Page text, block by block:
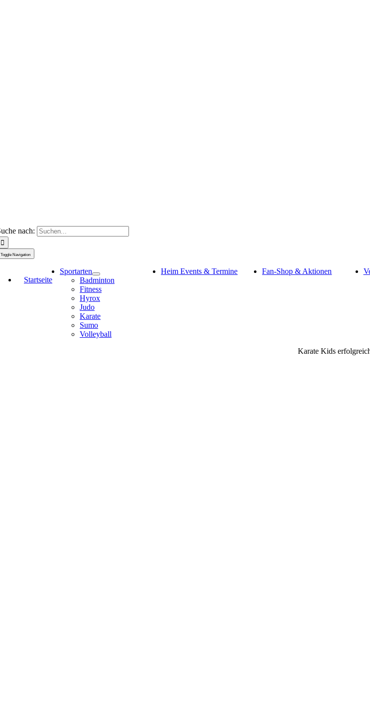
nach:
Toggle Navigation
Startseite
Sportarten
Badminton
Fitness
Hyrox
Judo
Karate
Sumo
Volleyball
Heim Events & Termine Fan-Shop & Aktionen
Karate Kids